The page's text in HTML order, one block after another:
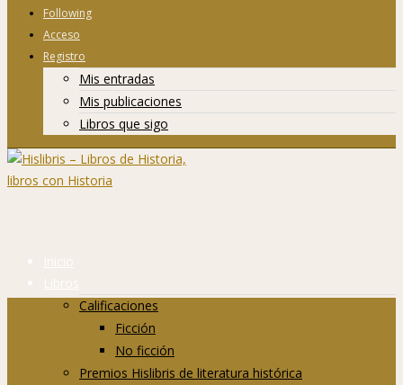
Following
Acceso
Registro
Mis entradas
Mis publicaciones
Libros que sigo
Inicio
Libros
Calificaciones
Ficción
No ficción
Premios Hislibris de literatura histórica